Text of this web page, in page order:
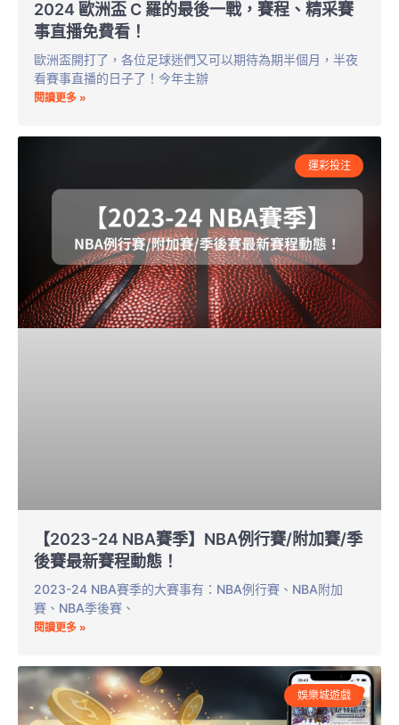
2024 歐洲盃 C 羅的最後一戰，賽程、精采賽
事直播免費看！
歐洲盃開打了，各位足球迷們又可以期待為期半個月，半夜
看賽事直播的日子了！今年主辦
閱讀更多 »
運彩投注
【2023-24 NBA賽季】NBA例行賽/附加賽/季
後賽最新賽程動態！
2023-24 NBA賽季的大賽事有：NBA例行賽、NBA附加
賽、NBA季後賽、
閱讀更多 »
娛樂城遊戲